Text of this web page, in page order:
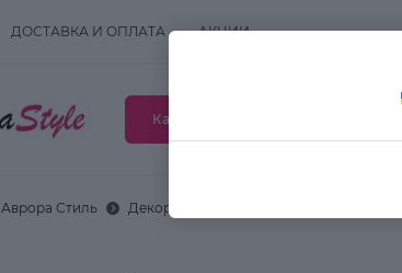
ДОСТАВКА И ОПЛАТА АКЦИИ
Каталог товаров
Аврора Стиль Декоративная косметика